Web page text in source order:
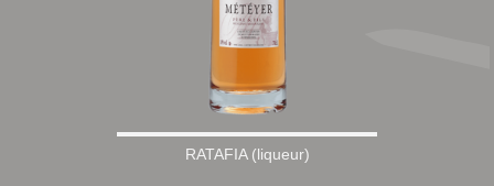
RATAFIA (liqueur)